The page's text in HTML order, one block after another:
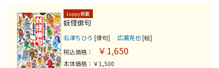
Luppy掲載
妖怪俳句
石津ちひろ [俳句] 広瀬克也[絵]
税込価格：
￥1,650
本体価格：￥1,500